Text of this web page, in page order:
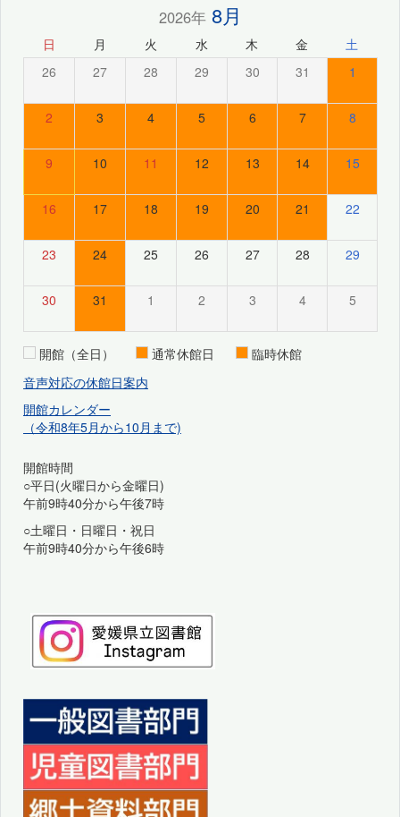
2026年8月
日 月 火 水 木 金 土
26 27 28 29 30 31 1
2 3 4 5 6 7 8
9 10 11 12 13 14 15
16 17 18 19 20 21 22
23 24 25 26 27 28 29
30 31 1 2 3 4 5
開館（全日） 通常休館日
臨時休館
音声対応の休館日案内
開館カレンダー
（令和8年5月から10月まで)
開館時間
○平日(火曜日から金曜日)
午前9時40分から午後7時
○土曜日・日曜日・祝日
午前9時40分から午後6時